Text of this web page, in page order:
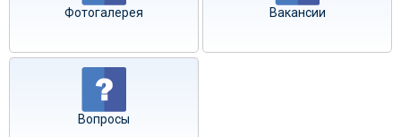
Фотогалерея Вакансии
Вопросы